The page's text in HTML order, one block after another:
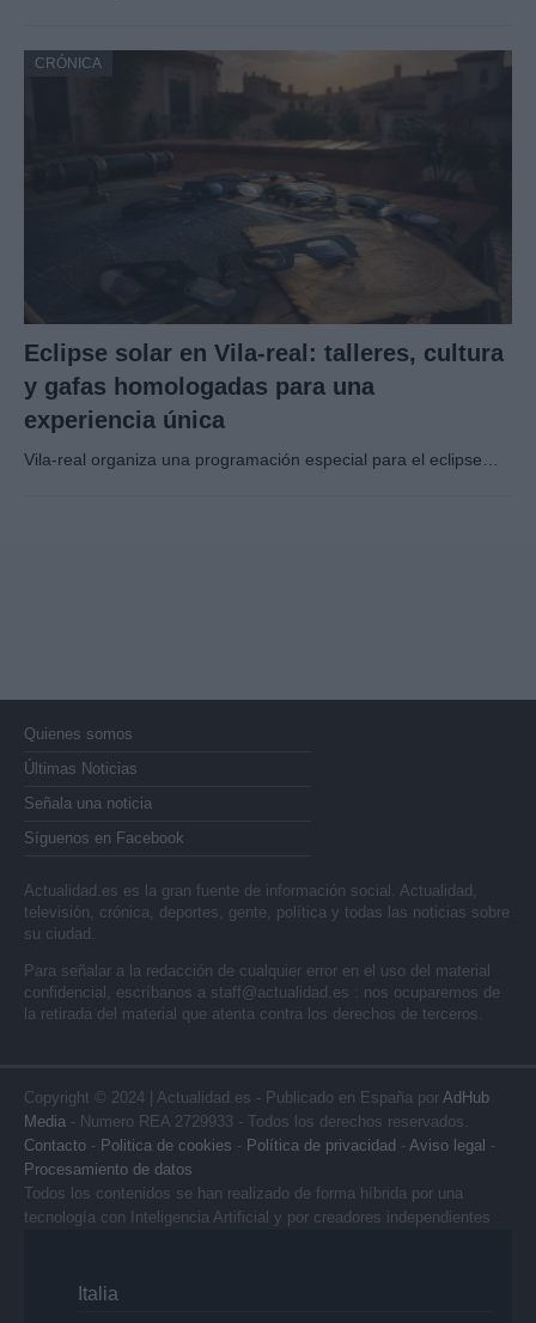
CRÓNICA
Eclipse solar en Vila-real: talleres, cultura
y gafas homologadas para una
experiencia única
Vila-real organiza una programación especial para el eclipse…
Quienes somos
Últimas Noticias
Señala una noticia
Síguenos en Facebook
Actualidad.es es la gran fuente de información social. Actualidad,
televisión, crónica, deportes, gente, política y todas las noticias sobre
su ciudad.
Para señalar a la redacción de cualquier error en el uso del material
confidencial, escríbanos a staff@actualidad.es : nos ocuparemos de
la retirada del material que atenta contra los derechos de terceros.
Copyright © 2024 | Actualidad.es - Publicado en España por AdHub
Media - Numero REA 2729933 - Todos los derechos reservados.
Contacto - Politica de cookies - Política de privacidad - Aviso legal -
Procesamiento de datos
Todos los contenidos se han realizado de forma híbrida por una
tecnología con Inteligencia Artificial y por creadores independientes
Italia